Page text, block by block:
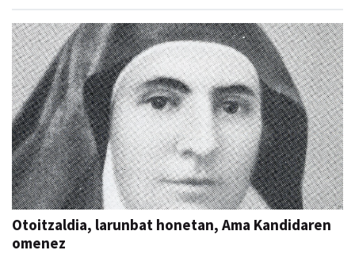
Otoitzaldia, larunbat honetan, Ama Kandidaren
omenez
Berrozpeko Jesusen Alaben Elkartea abu 07, 09:25 ANDOAIN